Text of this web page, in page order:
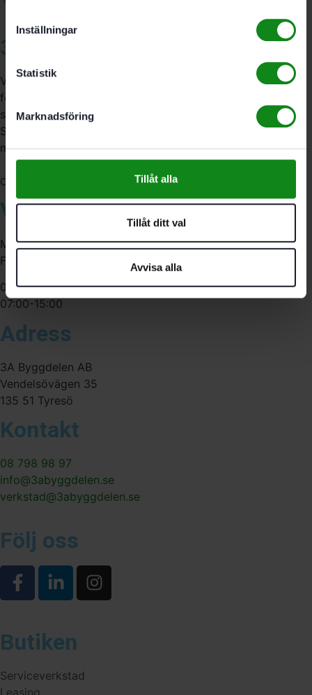
Inställningar
Statistik
Marknadsföring
Tillåt alla
Tillåt ditt val
Avvisa alla
3A Byggdelen
Vi är återförsäljare av elverktyg, tillbehör, infästning och
förbrukningsmaterial. Vi har en fysisk butik och
serviceverkstad i Stockholm samt en e-handel för hela
Sverige. Av oss får du professionell service av
medarbetare med gedigen erfarenhet.
Org. nr:
Våra öppettider
Måndag-Torsdag:
Fredag:
07:00-16:00
07:00-15:00
Adress
3A Byggdelen AB
Vendelsövägen 35
135 51 Tyresö
Kontakt
08 798 98 97
info@3abyggdelen.se
verkstad@3abyggdelen.se
Följ oss
Butiken
Serviceverkstad
Leasing